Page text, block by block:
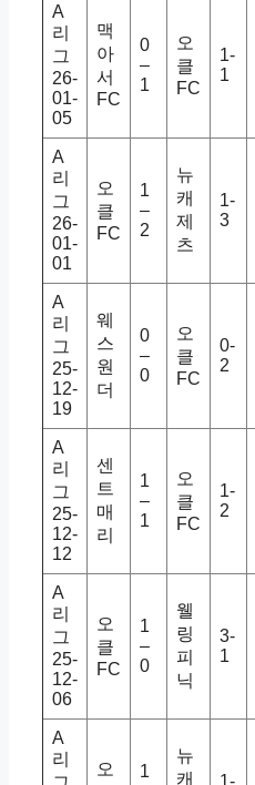
A
리
그
26-
01-
05
맥
아
서
FC
0
–
1
오
클
FC
1-
1
A
리
그
26-
01-
01
오
클
FC
1
–
2
뉴
캐
제
츠
1-
3
A
리
그
25-
12-
19
웨
스
원
더
0
–
0
오
클
FC
0-
2
A
리
그
25-
12-
12
센
트
매
리
1
–
1
오
클
FC
1-
2
A
리
그
25-
12-
06
오
클
FC
1
–
0
웰
링
피
닉
3-
1
A
리
오
1
뉴
캐
1-